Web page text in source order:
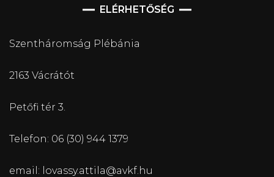
ELÉRHETŐSÉG
Szentháromság Plébánia
2163 Vácrátót
Petőfi tér 3.
Telefon: 06 (30) 944 1379
email: lovassy.attila@avkf.hu